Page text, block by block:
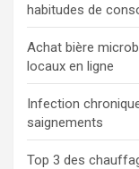
habitudes de
Achat bière
locaux en ligne
Infection
saignements
Top 3 des